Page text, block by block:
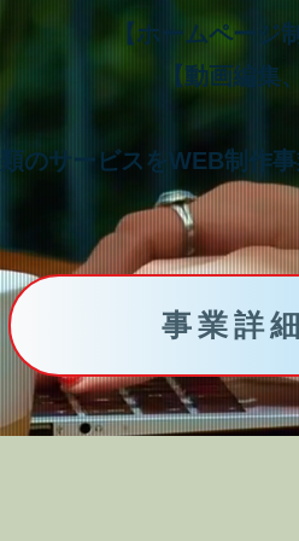
【ホームページ
【動画編集
のサービスをWEB制作
事業詳